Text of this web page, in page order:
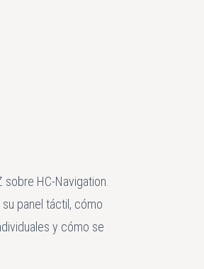
HC-Navigation.
panel táctil, cómo
y cómo se